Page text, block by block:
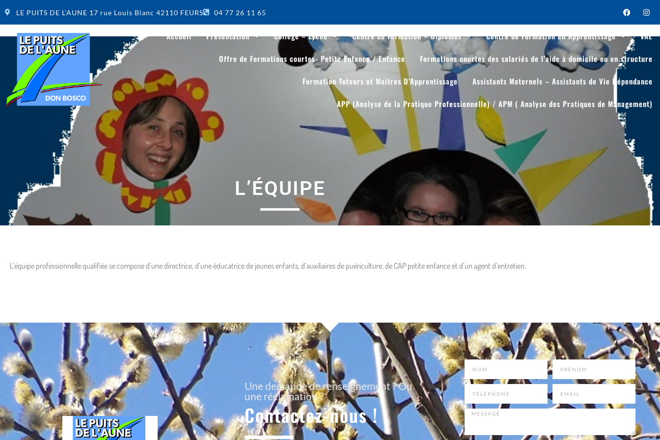
LE PUITS DE L'AUNE 17 rue Louis Blanc 42110 FEURS 04 77 26 11 65
Accueil Présentation Collège – Lycée Centre de Formation – Diplômes Centre de Formation en Apprentissage VAE
Offre de Formations courtes- Petite Enfance / Enfance Formations courtes des salariés de l’aide à domicile ou en structure
Formation Tuteurs et Maitres D’Apprentissage Assistants Maternels – Assistants de Vie Dépendance
APP (Analyse de la Pratique Professionnelle) / APM ( Analyse des Pratiques de Management)
L’ÉQUIPE
L’équipe professionnelle qualifiée se compose d’une directrice, d’une éducatrice de jeunes enfants, d’auxiliaires de puériculture, de CAP petite enfance et d’un agent d’entretien.
Une demande de renseignement ? Ou
une réclamation ?
Contactez-nous !